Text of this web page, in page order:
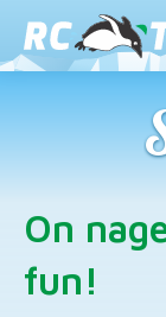
On
fun!